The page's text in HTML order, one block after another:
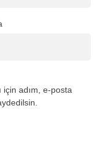
için adım, e-posta